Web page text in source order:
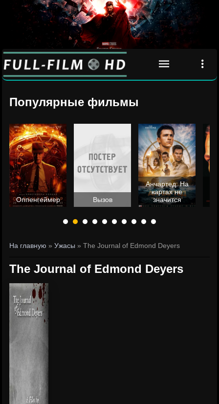
Популярные фильмы
Оппенгеймер Вызов
Анчартед: На
картах не
значится
На главную »Ужасы » The Journal of Edmond Deyers
The Journal of Edmond Deyers